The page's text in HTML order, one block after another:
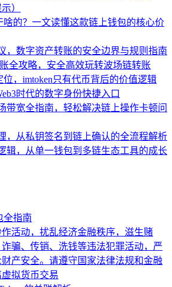
）
啥的？一文读懂这款链上钱包的核心价
，数字资产转账的安全边界与规则指南
全攻略，安全高效玩转波场链转账
位，imtoken只有代币背后的价值逻辑
时代的数字身份快捷入口
带宽全指南，轻松解决链上操作卡顿问
，从私钥签名到链上确认的全流程解析
辑，从单一钱包到多链生态工具的成长
全指南
活动，扰乱经济金融秩序，滋生赌
骗、传销、洗钱等违法犯罪活动，严
产安全。请遵守国家法律法规和金融
拟货币交易